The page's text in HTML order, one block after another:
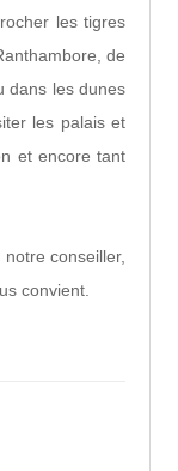
les tigres
de
dans les dunes
les palais et
et encore tant
conseiller,
convient.